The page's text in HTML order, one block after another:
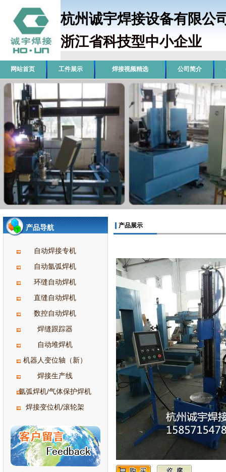
杭州诚宇焊接设备有
浙江省科技型中小企业
网站首页 工件展示 焊接视频精选 公司简介
产品导航
自动焊接专机
自动氩弧焊机
环缝自动焊机
直缝自动焊机
数控自动焊机
焊缝跟踪器
自动堆焊机
机器人变位轴（新）
焊接生产线
氩弧焊机/气体保护焊机
焊接变位机/滚轮架
产品展示